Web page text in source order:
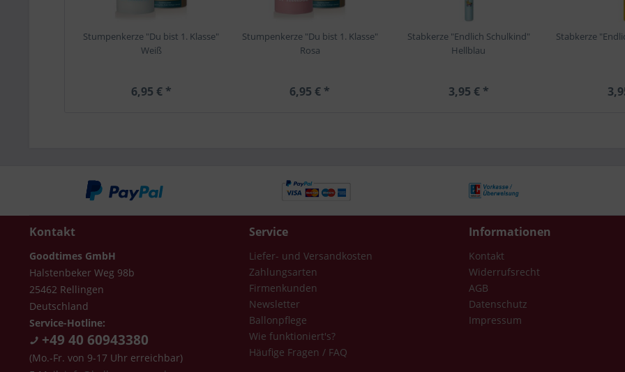
Stumpenkerze "Du bist 1. Klasse"
Weiß
6,95 € *
Stumpenkerze "Du bist 1. Klasse"
Rosa
6,95 € *
Stabkerze "Endlich Schulkind"
Hellblau
3,95 € *
Stabkerze
Kontakt
Goodtimes GmbH
Halstenbeker Weg 98b
25462 Rellingen
Deutschland
Service-Hotline:
+49 40 60943380
(Mo.-Fr. von 9-17 Uhr erreichbar)
Service
Liefer- und Versandkosten
Zahlungsarten
Firmenkunden
Newsletter
Ballonpflege
Wie funktioniert's?
Häufige Fragen / FAQ
Informationen
Kontakt
Widerrufsrecht
AGB
Datenschutz
Impressum